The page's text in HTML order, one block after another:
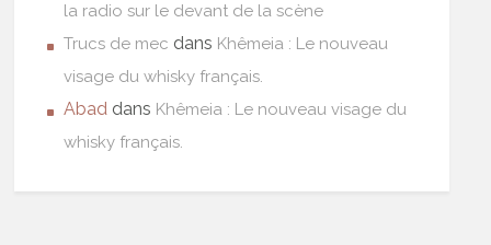
la radio sur le devant de la scène
Trucs de mec dans Khêmeia : Le nouveau
visage du whisky français.
Abad dans Khêmeia : Le nouveau visage du
whisky français.